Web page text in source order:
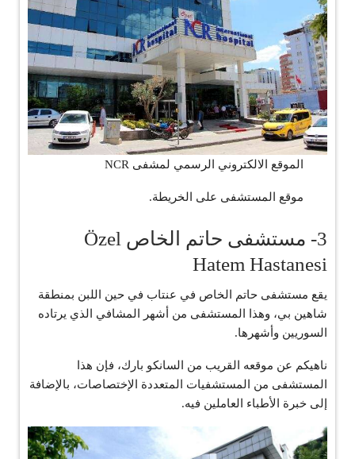
الموقع الالكتروني الرسمي لمشفى NCR
موقع المستشفى على الخريطة.
3- مستشفى حاتم الخاص Özel
Hatem Hastanesi
يقع مستشفى حاتم الخاص في عنتاب في حين اللبن بمنطقة
شاهين بي، وهذا المستشفى من أشهر المشافي الذي يرتاده
السوريين وأشهرها.
ناهيكم عن موقعه القريب من السانكو بارك، فإن هذا
المستشفى من المستشفيات المتعددة الإختصاصات، بالإضافة
إلى خبرة الأطباء العاملين فيه.